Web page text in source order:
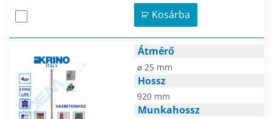
Kosárba
Átmérő
⌀ 25 mm
Hossz
920 mm
Munkahossz